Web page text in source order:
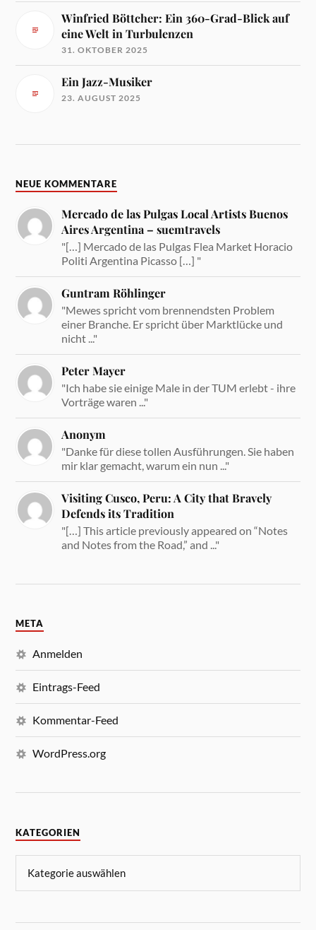
Winfried Böttcher: Ein 360-Grad-Blick auf
eine Welt in Turbulenzen
31. OKTOBER 2025
Ein Jazz-Musiker
23. AUGUST 2025
NEUE KOMMENTARE
Mercado de las Pulgas Local Artists Buenos
Aires Argentina – suemtravels
"[…] Mercado de las Pulgas Flea Market Horacio
Politi Argentina Picasso […] "
Guntram Röhlinger
"Mewes spricht vom brennendsten Problem
einer Branche. Er spricht über Marktlücke und
nicht ..."
Peter Mayer
"Ich habe sie einige Male in der TUM erlebt - ihre
Vorträge waren ..."
Anonym
"Danke für diese tollen Ausführungen. Sie haben
mir klar gemacht, warum ein nun ..."
Visiting Cusco, Peru: A City that Bravely
Defends its Tradition
"[…] This article previously appeared on “Notes
and Notes from the Road,” and ..."
META
Anmelden
Eintrags-Feed
Kommentar-Feed
WordPress.org
KATEGORIEN